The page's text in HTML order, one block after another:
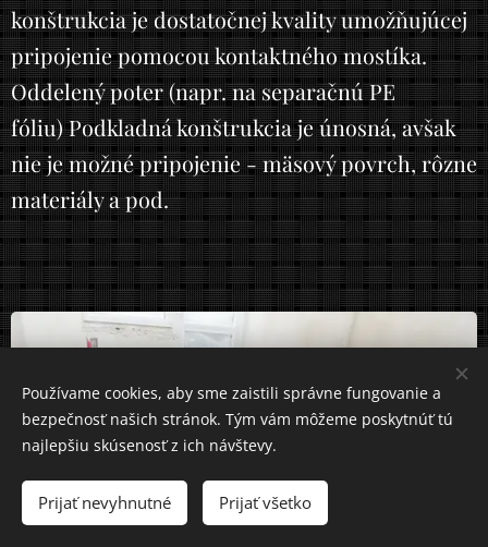
konštrukcia je dostatočnej kvality umožňujúcej
pripojenie pomocou kontaktného mostíka.
Oddelený poter (napr. na separačnú PE
fóliu) Podkladná konštrukcia je únosná, avšak
nie je možné pripojenie - mäsový povrch, rôzne
materiály a pod.
Používame cookies, aby sme zaistili správne fungovanie a
bezpečnosť našich stránok. Tým vám môžeme poskytnúť tú
najlepšiu skúsenosť z ich návštevy.
Prijať nevyhnutné Prijať všetko